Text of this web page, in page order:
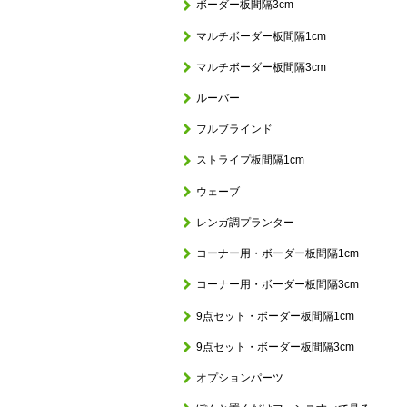
ボーダー板間隔3cm
マルチボーダー板間隔1cm
マルチボーダー板間隔3cm
ルーバー
フルブラインド
ストライプ板間隔1cm
ウェーブ
レンガ調プランター
コーナー用・ボーダー板間隔1cm
コーナー用・ボーダー板間隔3cm
9点セット・ボーダー板間隔1cm
9点セット・ボーダー板間隔3cm
オプションパーツ